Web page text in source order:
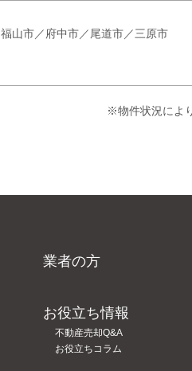
福山市／府中市／尾道市／三原市
※物件状況によ
業者の方
お役立ち情報
不動産売却Q&A
お役立ちコラム